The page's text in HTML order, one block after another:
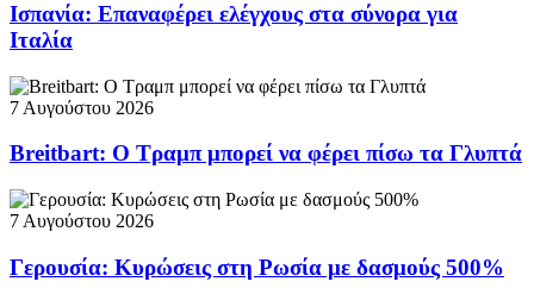
Ισπανία: Επαναφέρει ελέγχους στα σύνορα για
Ιταλία
7 Αυγούστου 2026
Breitbart: Ο Τραμπ μπορεί να φέρει πίσω τα Γλυπτά
7 Αυγούστου 2026
Γερουσία: Κυρώσεις στη Ρωσία με δασμούς 500%